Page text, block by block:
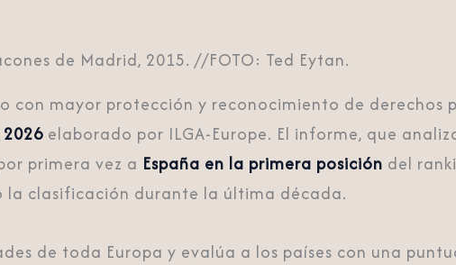
de Madrid, 2015. //FOTO: Ted Eytan.
con mayor protección y reconocimiento de derechos
elaborado por ILGA-Europe. El informe, que
primera vez a España en la primera posición del
clasificación durante la última década.
de toda Europa y evalúa a los países con una